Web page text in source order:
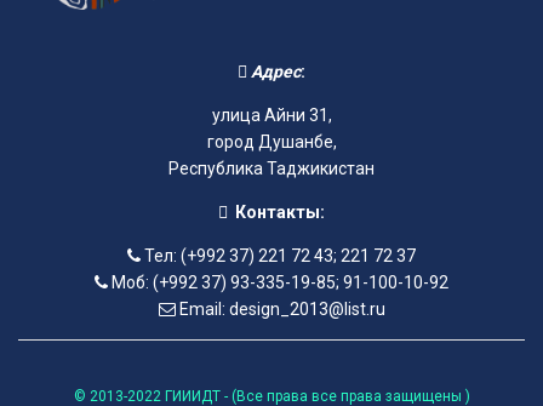
Адрес:
улица Айни 31,
город Душанбе,
Республика Таджикистан
Контакты:
Тел: (+992 37) 221 72 43; 221 72 37
Моб: (+992 37) 93-335-19-85; 91-100-10-92
Email: design_2013@list.ru
© 2013-2022 ГИИИДТ - (Все права все права защищены )